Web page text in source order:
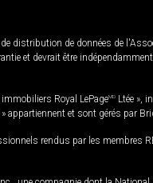
distribution de données de
et devrait être
Royal LePageMD Ltée »,
appartiennent et sont gérés par
rendus par les membres